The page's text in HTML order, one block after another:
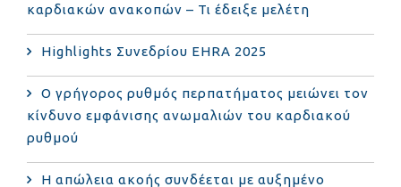
καρδιακών ανακοπών – Τι έδειξε μελέτη
Highlights Συνεδρίου EHRA 2025
Ο γρήγορος ρυθμός περπατήματος μειώνει τον
κίνδυνο εμφάνισης ανωμαλιών του καρδιακού
ρυθμού
Η απώλεια ακοής συνδέεται με αυξημένο